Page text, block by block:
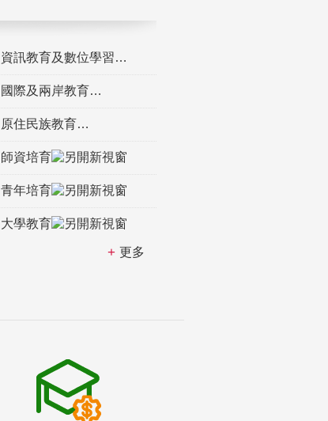
資訊教育及數位學習
國際及兩岸教育
原住民族教育
師資培育
青年培育
大學教育
更多